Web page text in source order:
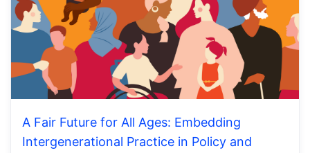
A Fair Future for All Ages: Embedding
Intergenerational Practice in Policy and